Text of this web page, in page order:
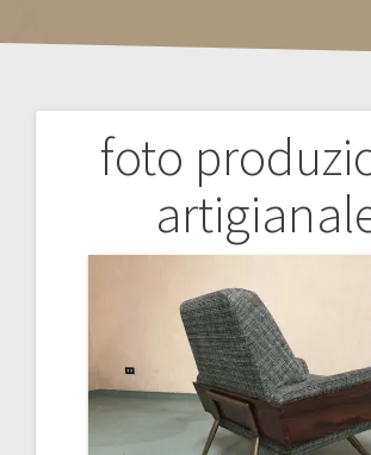
foto
Navigazione
articoli